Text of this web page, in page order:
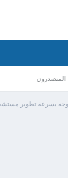
المتصدرون
بسرعة تطوير مستشفى